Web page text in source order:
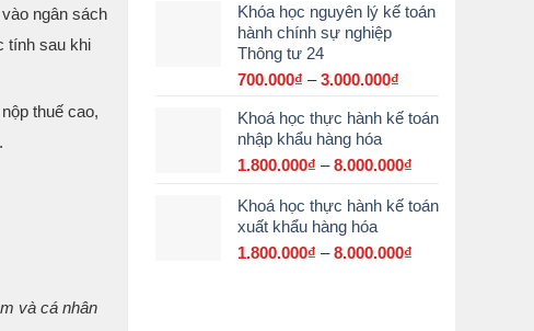
ngân sách
tính sau khi
thuế cao,
và cá nhân
từ
Khóa học nguyên lý kế toán
hành chính sự nghiệp
Thông tư 24
700.000₫ – 3.000.000₫
từ
đến
Khoá học thực hành kế toán
nhập khẩu hàng hóa
1.800.000₫ – 8.000.000₫
từ
Khoá học thực hành kế toán
xuất khẩu hàng hóa
1.800.000₫ – 8.000.000₫